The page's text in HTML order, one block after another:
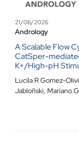
21/06/2026
Andrology
A Scalable Flow
CatSper-
K+/High-pH
Lucila R Gomez-
Jabloñski, Mariano